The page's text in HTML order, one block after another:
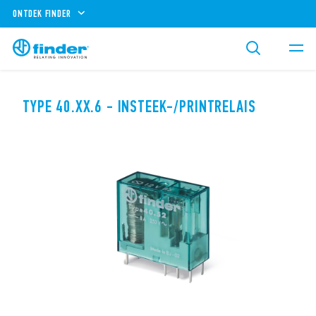
ONTDEK FINDER
TYPE 40.XX.6 - INSTEEK-/PRINTRELAIS